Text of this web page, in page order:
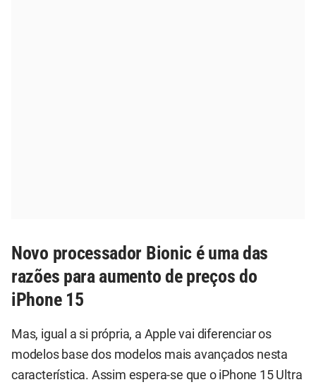
Novo processador Bionic é uma das
razões para aumento de preços do
iPhone 15
Mas, igual a si própria, a Apple vai diferenciar os
modelos base dos modelos mais avançados nesta
característica. Assim espera-se que o iPhone 15 Ultra